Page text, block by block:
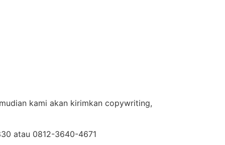
kami akan kirimkan copywriting,
atau 0812-3640-4671